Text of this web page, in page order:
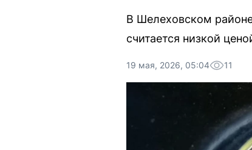
В Шелеховском
считается низкой
19 мая, 2026, 05:04 11